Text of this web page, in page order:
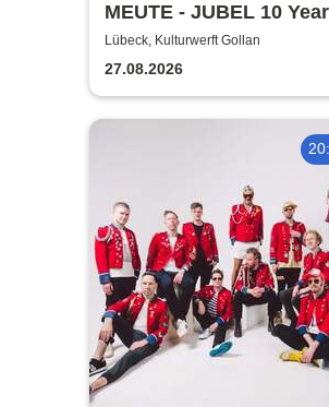
MEUTE - JUBEL 10
Lübeck, Kulturwerft Gollan
27.08.2026